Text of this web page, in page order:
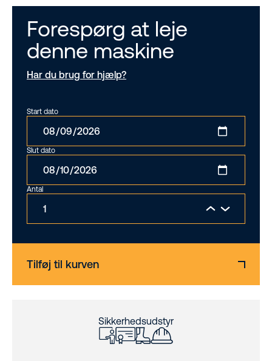
Forespørg at leje
denne maskine
Har du brug for hjælp?
Start dato
Slut dato
Antal
Tilføj til kurven
Sikkerhedsudstyr